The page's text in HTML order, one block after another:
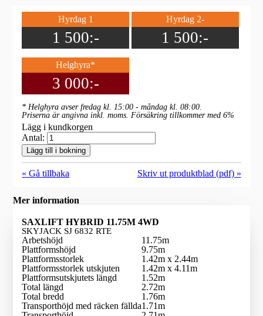
Hyrdag 1
1 500:-
Hyrdag 2-
1 500:-
Helghyra*
3 000:-
* Helghyra avser fredag kl. 15:00 - måndag kl. 08:00.
Priserna är angivna inkl. moms. Försäkring tillkommer med 6%
Lägg i kundkorgen
Antal:
Lägg till i bokning
Skriv ut produktblad (pdf) »
« Gå tillbaka
Mer information
SAXLIFT HYBRID 11.75M 4WD
SKYJACK SJ 6832 RTE
Arbetshöjd
11.75m
Plattformshöjd
9.75m
Plattformsstorlek
1.42m x 2.44m
Plattformsstorlek utskjuten
1.42m x 4.11m
Plattformsutskjutets längd
1.52m
Total längd
2.72m
Total bredd
1.76m
Transporthöjd med räcken fällda1.71m